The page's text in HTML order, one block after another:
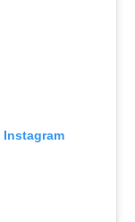
Instagram